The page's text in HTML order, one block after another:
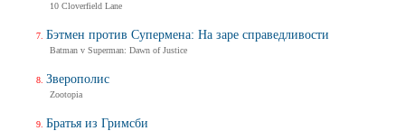
10 Cloverfield Lane
Бэтмен против Супермена: На заре справедливости
Batman v Superman: Dawn of Justice
Зверополис
Zootopia
Братья из Гримсби